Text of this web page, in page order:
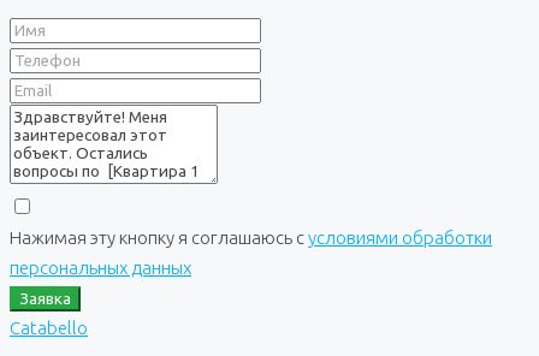
Нажимая эту кнопку я соглашаюсь сусловиями обработки
персональных данных
Заявка
Catabello